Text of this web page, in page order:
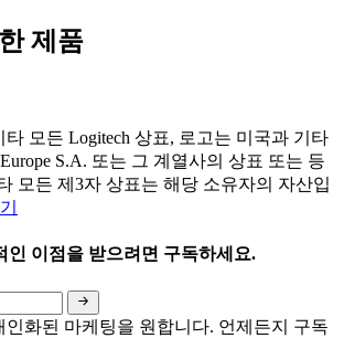
제품
타 모든 Logitech 상표, 로고는 미국과 기타
S.A. 또는 그 계열사의 상표 또는 등
모든 제3자 상표는 해당 소유자의 자산입
인 이점을 받으려면 구독하세요.
인화된 마케팅을 원합니다. 언제든지 구독